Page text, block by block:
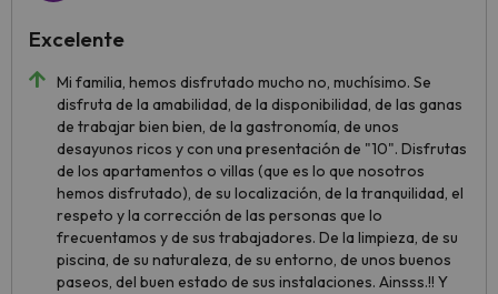
Mi familia, hemos disfrutado mucho no, muchísimo. Se
disfruta de la amabilidad, de la disponibilidad, de las ganas
de trabajar bien bien, de la gastronomía, de unos
desayunos ricos y con una presentación de "10". Disfrutas
de los apartamentos o villas (que es lo que nosotros
hemos disfrutado), de su localización, de la tranquilidad, el
respeto y la corrección de las personas que lo
frecuentamos y de sus trabajadores. De la limpieza, de su
piscina, de su naturaleza, de su entorno, de unos buenos
paseos, del buen estado de sus instalaciones. Ainsss.!! Y
Excelente